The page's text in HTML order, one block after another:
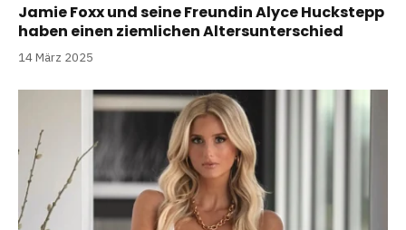
Jamie Foxx und seine Freundin Alyce Huckstepp
haben einen ziemlichen Altersunterschied
14 März 2025